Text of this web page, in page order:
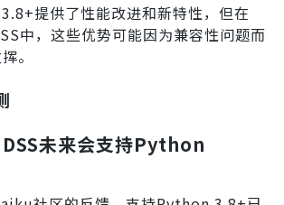
提供了性能改进和新特性，但在
中，这些优势可能因为兼容性问题而
。
未来会支持Python